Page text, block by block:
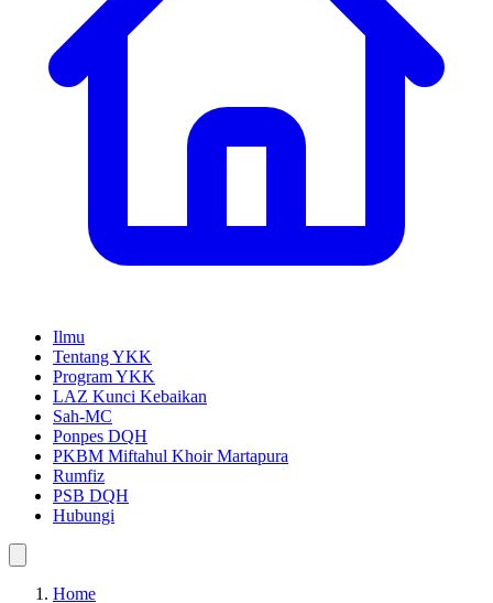
Ilmu
Tentang YKK
Program YKK
LAZ Kunci Kebaikan
Sah-MC
Ponpes DQH
PKBM Miftahul Khoir Martapura
Rumfiz
PSB DQH